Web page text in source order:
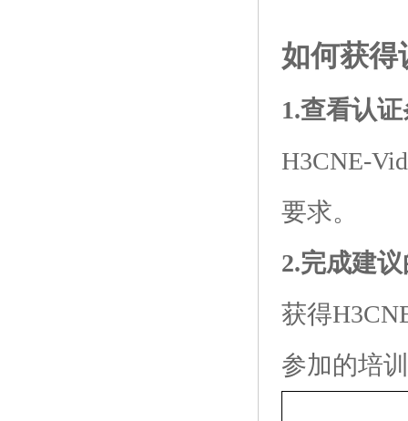
如何获得
1.查看认
H3CNE-
要求。
2.完成建
获得
参加的培